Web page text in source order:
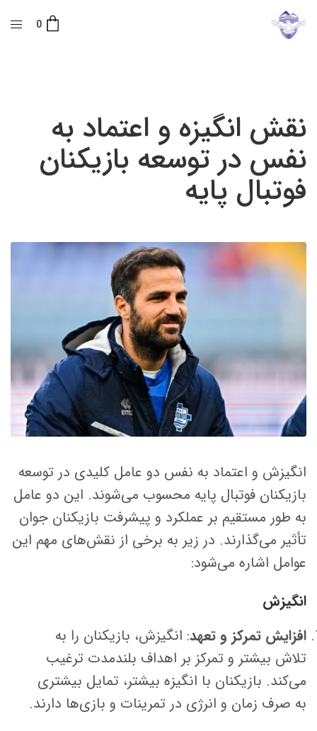
0
نقش انگیزه و اعتماد به
نفس در توسعه بازیکنان
فوتبال پایه
انگیزش و اعتماد به نفس دو عامل کلیدی در توسعه
بازیکنان فوتبال پایه محسوب می‌شوند. این دو عامل
به طور مستقیم بر عملکرد و پیشرفت بازیکنان جوان
تأثیر می‌گذارند. در زیر به برخی از نقش‌های مهم این
عوامل اشاره می‌شود:
انگیزش
افزایش تمرکز و تعهد: انگیزش، بازیکنان را به
تلاش بیشتر و تمرکز بر اهداف بلندمدت ترغیب
می‌کند. بازیکنان با انگیزه بیشتر، تمایل بیشتری
به صرف زمان و انرژی در تمرینات و بازی‌ها دارند.